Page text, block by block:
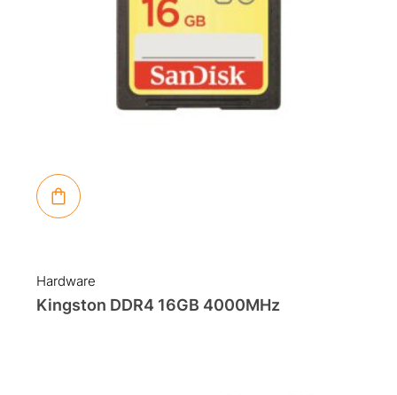
Hardware
Kingston DDR4 16GB 4000MHz